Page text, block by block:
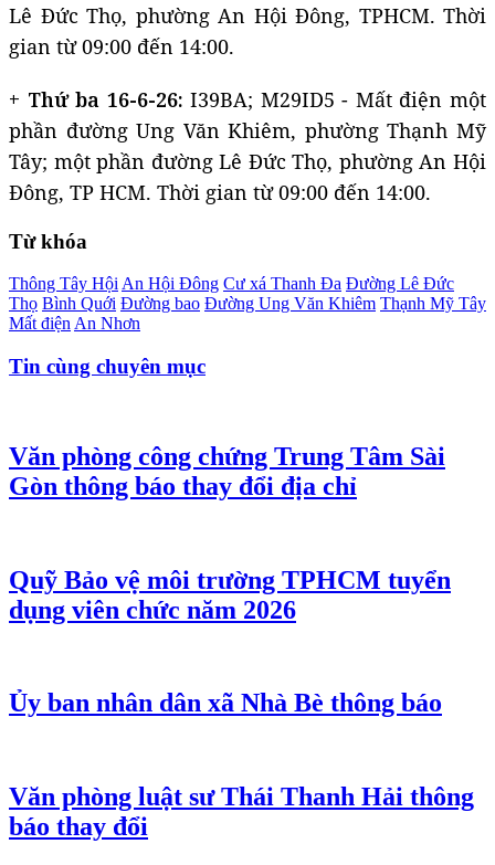
Lê Đức Thọ, phường An Hội Đông, TPHCM. Thời
gian từ 09:00 đến 14:00.
+ Thứ ba 16-6-26:I39BA; M29ID5 - Mất điện một
phần đường Ung Văn Khiêm, phường Thạnh Mỹ
Tây; một phần đường Lê Đức Thọ, phường An Hội
Đông, TP HCM. Thời gian từ 09:00 đến 14:00.
Từ khóa
Thông Tây HộiAn Hội Đông Cư xá Thanh Đa Đường Lê Đức
Thọ Bình Quới Đường bao Đường Ung Văn Khiêm Thạnh Mỹ Tây
Mất điệnAn Nhơn
Tin cùng chuyên mục
Văn phòng công chứng Trung Tâm Sài
Gòn thông báo thay đổi địa chỉ
Quỹ Bảo vệ môi trường TPHCM tuyển
dụng viên chức năm 2026
Ủy ban nhân dân xã Nhà Bè thông báo
Văn phòng luật sư Thái Thanh Hải thông
báo thay đổi